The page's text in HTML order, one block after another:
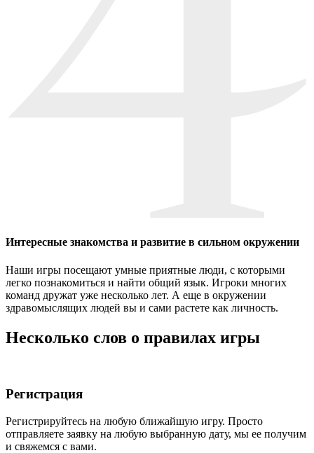
Интересные знакомства и развитие в сильном окружении
Наши игры посещают умные приятные люди, с которыми
легко познакомиться и найти общий язык. Игроки многих
команд дружат уже несколько лет. А еще в окружении
здравомыслящих людей вы и сами растете как личность.
Несколько слов о правилах игры
Регистрация
Регистрируйтесь на любую ближайшую игру. Просто
отправляете заявку на любую выбранную дату, мы ее получим
и свяжемся с вами.